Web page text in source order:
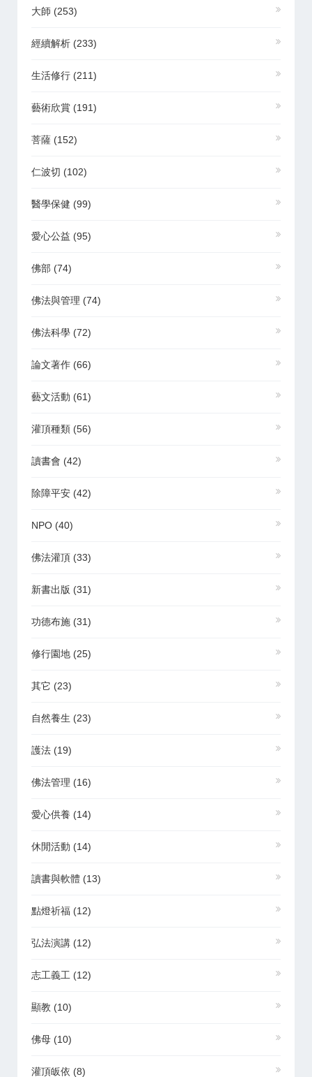
大師 (253)
經續解析 (233)
生活修行 (211)
藝術欣賞 (191)
菩薩 (152)
仁波切 (102)
醫學保健 (99)
愛心公益 (95)
佛部 (74)
佛法與管理 (74)
佛法科學 (72)
論文著作 (66)
藝文活動 (61)
灌頂種類 (56)
讀書會 (42)
除障平安 (42)
NPO (40)
佛法灌頂 (33)
新書出版 (31)
功德布施 (31)
修行園地 (25)
其它 (23)
自然養生 (23)
護法 (19)
佛法管理 (16)
愛心供養 (14)
休閒活動 (14)
讀書與軟體 (13)
點燈祈福 (12)
弘法演講 (12)
志工義工 (12)
顯教 (10)
佛母 (10)
灌頂皈依 (8)